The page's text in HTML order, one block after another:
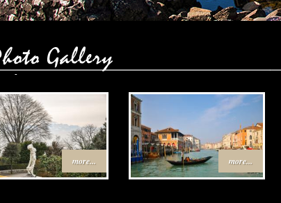
more... more...